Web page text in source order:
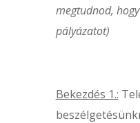
megtudnod,
pályázatot)
Bekezdés 1.: